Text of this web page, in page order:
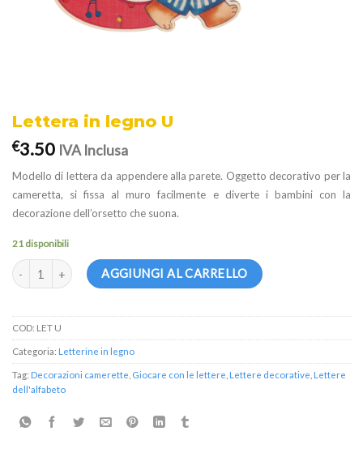
Lettera in legno U
€3.50 IVA Inclusa
Modello di lettera da appendere alla parete. Oggetto decorativo per la
cameretta, si fissa al muro facilmente e diverte i bambini con la
decorazione dell’orsetto che suona.
21 disponibili
Lettera in legno U quantità
AGGIUNGI AL CARRELLO
COD: LET U
Categoria: Letterine in legno
Tag: Decorazioni camerette Giocare con le lettere Lettere decorative Lettere
dell'alfabeto